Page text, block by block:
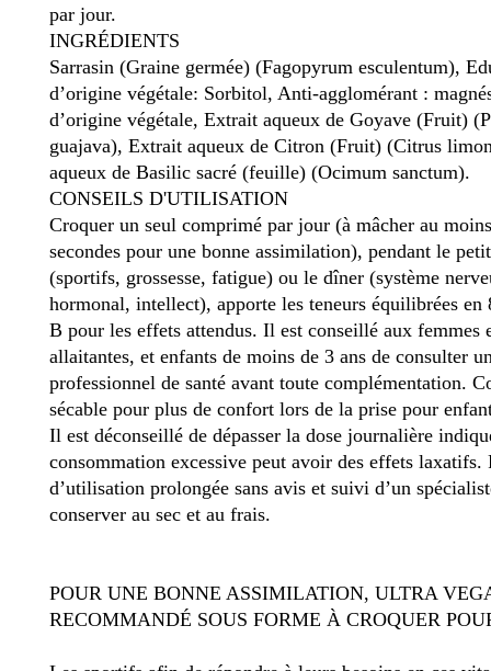
par jour.
INGRÉDIENTS
Sarrasin (Graine germée) (Fagopyrum esculentum),
d’origine végétale: Sorbitol, Anti-agglomérant :
d’origine végétale, Extrait aqueux de Goyave (Fruit)
guajava), Extrait aqueux de Citron (Fruit) (Citrus
aqueux de Basilic sacré (feuille) (Ocimum sanctum).
CONSEILS D'UTILISATION
Croquer un seul comprimé par jour (à mâcher au
secondes pour une bonne assimilation), pendant le
(sportifs, grossesse, fatigue) ou le dîner (système
hormonal, intellect), apporte les teneurs équilibrées en
B pour les effets attendus. Il est conseillé aux femmes
allaitantes, et enfants de moins de 3 ans de consulter
professionnel de santé avant toute complémentation.
sécable pour plus de confort lors de la prise pour
Il est déconseillé de dépasser la dose journalière
consommation excessive peut avoir des effets laxatifs.
d’utilisation prolongée sans avis et suivi d’un
conserver au sec et au frais.
POUR UNE BONNE ASSIMILATION, ULTRA
RECOMMANDÉ SOUS FORME À CROQUER